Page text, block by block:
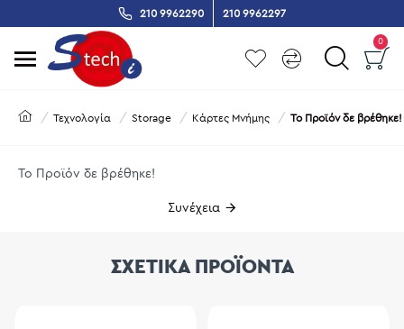
210 9962290 210 9962297
0
Τεχνολογία Storage Κάρτες Μνήμης Το Προϊόν δε βρέθηκε!
Το Προϊόν δε βρέθηκε!
Συνέχεια
ΣΧΕΤΙΚΑ ΠΡΟΪΟΝΤΑ